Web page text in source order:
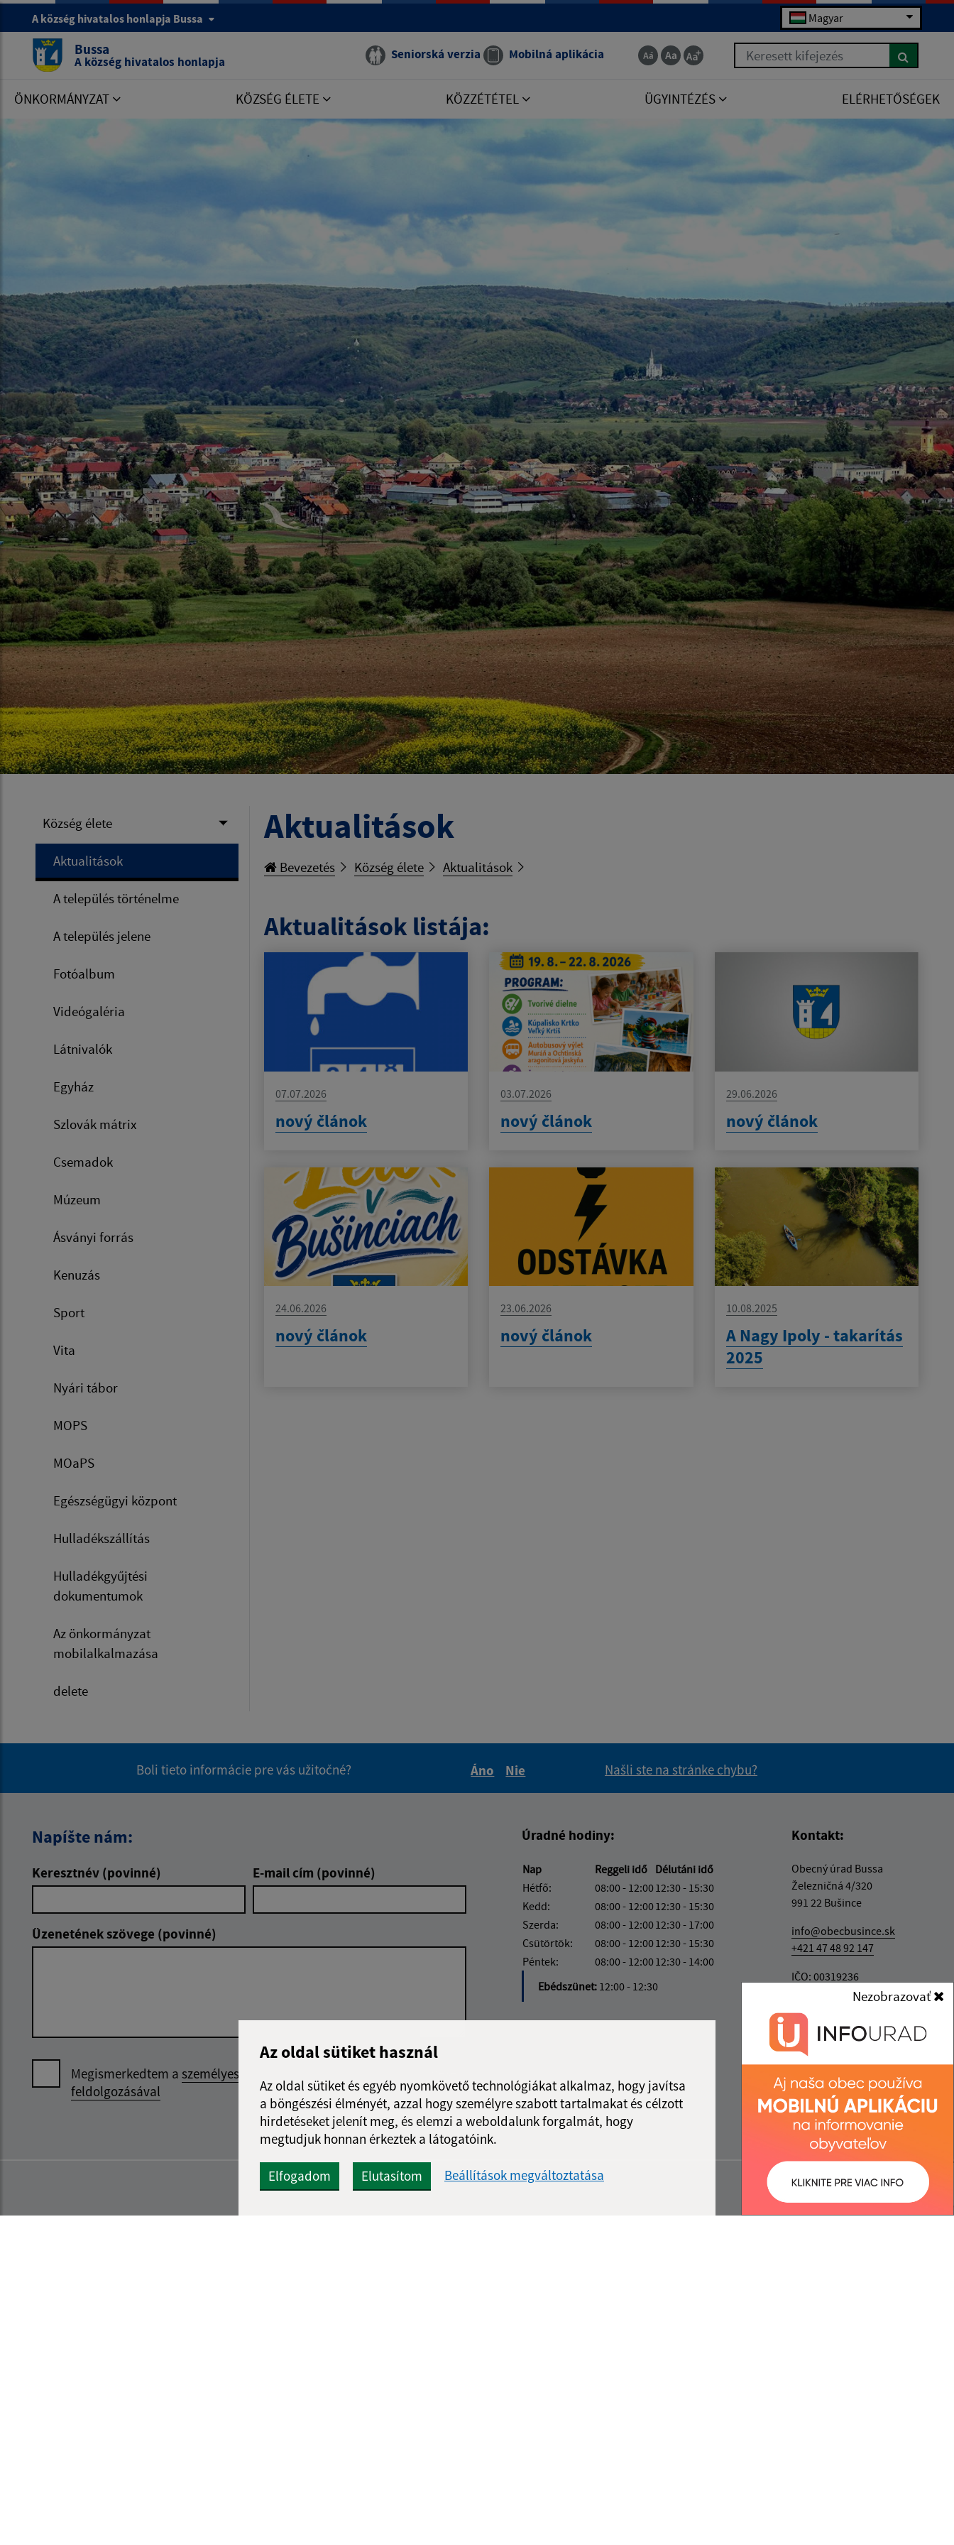
Az oldal sütiket használ
Az oldal sütiket és egyéb nyomkövető technológiákat alkalmaz, hogy javítsa
a böngészési élményét, azzal hogy személyre szabott tartalmakat és célzott
hirdetéseket jelenít meg, és elemzi a weboldalunk forgalmát, hogy
megtudjuk honnan érkeztek a látogatóink.
Elfogadom Elutasítom Beállítások megváltoztatása
Nezobrazovať
A község hivatalos honlapja Bussa Magyar
Bussa
A község hivatalos honlapja Seniorská verzia Mobilná aplikácia Keresett kifejezés
ÖNKORMÁNYZAT KÖZSÉG ÉLETE KÖZZÉTÉTEL ÜGYINTÉZÉS ELÉRHETŐSÉGEK
Község élete
Aktualitások
A település történelme
A település jelene
Fotóalbum
Videógaléria
Látnivalók
Egyház
Szlovák mátrix
Csemadok
Múzeum
Ásványi forrás
Kenuzás
Sport
Vita
Nyári tábor
MOPS
MOaPS
Egészségügyi központ
Hulladékszállítás
Hulladékgyűjtési
dokumentumok
Az önkormányzat
mobilalkalmazása
delete
Aktualitások
Bevezetés Község élete Aktualitások
Aktualitások listája:
07.07.2026
nový článok
03.07.2026
nový článok
29.06.2026
nový článok
24.06.2026
nový článok
23.06.2026
nový článok
10.08.2025
A Nagy Ipoly - takarítás
2025
Boli tieto informácie pre vás užitočné?
Áno
Nie
Našli ste na stránke chybu?
Napíšte nám:
Keresztnév (povinné) E-mail cím (povinné)
Üzenetének szövege (povinné)
Megismerkedtem a személyes adatok
feldolgozásával
Úradné hodiny:
Nap Reggeli idő Délutáni idő
Hétfő:
08:00 - 12:0012:30 - 15:30
Kedd:
08:00 - 12:0012:30 - 15:30
Szerda:
08:00 - 12:0012:30 - 17:00
Csütörtök:
08:00 - 12:0012:30 - 15:30
Péntek:
08:00 - 12:0012:30 - 14:00
Ebédszünet: 12:00 - 12:30
Kontakt:
Obecný úrad Bussa
Železničná 4/320
991 22 Bušince
info@obecbusince.sk
+421 47 48 92 147
IČO: 00319236